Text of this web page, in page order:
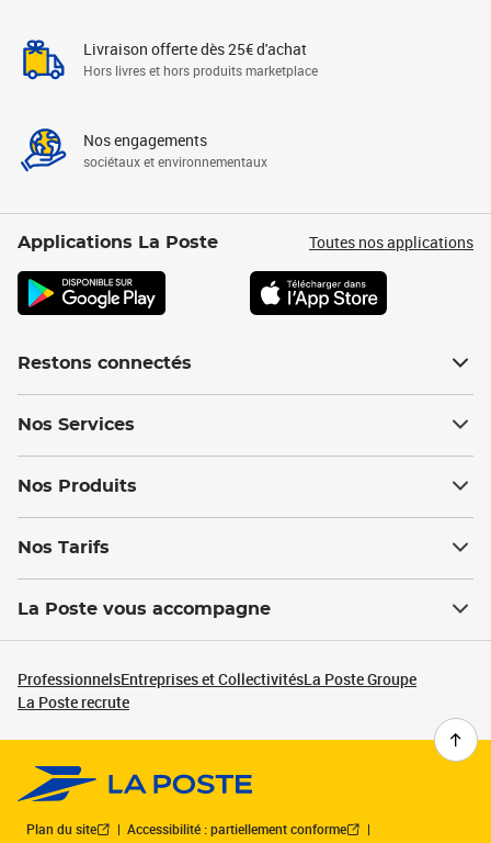
Livraison offerte dès 25€ d'achat
Hors livres et hors produits marketplace
Nos engagements
sociétaux et environnementaux
Applications La Poste Toutes nos applications
Restons connectés
Nos Services
Nos Produits
Nos Tarifs
La Poste vous accompagne
ProfessionnelsEntreprises et CollectivitésLa Poste Groupe
La Poste recrute
Plan du site
Accessibilité : partiellement conforme